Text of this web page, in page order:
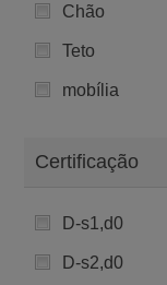
Chão
Teto
mobília
Certificação
D-s1,d0
D-s2,d0